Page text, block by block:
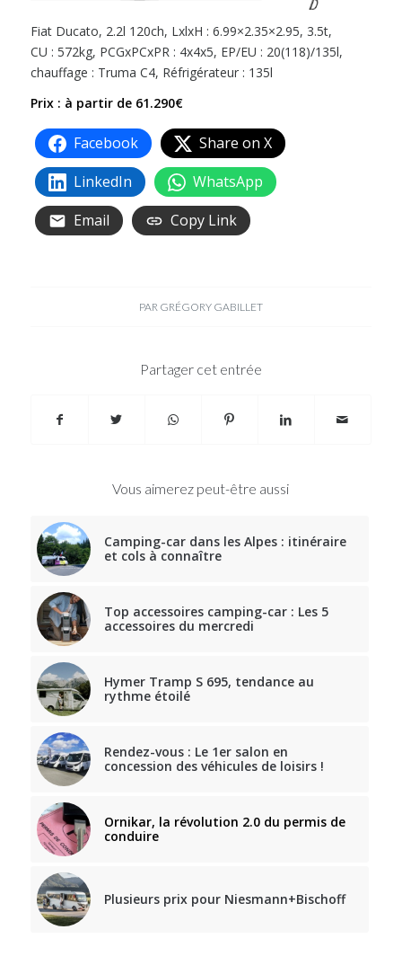
Fiat Ducato, 2.2l 120ch, LxlxH : 6.99×2.35×2.95, 3.5t,
CU : 572kg, PCGxPCxPR : 4x4x5, EP/EU : 20(118)/135l,
chauffage : Truma C4, Réfrigérateur : 135l
Prix : à partir de 61.290€
Facebook
Share on X
LinkedIn
WhatsApp
Email
Copy Link
PAR GRÉGORY GABILLET
Partager cet entrée
Vous aimerez peut-être aussi
Camping-car dans les Alpes : itinéraire
et cols à connaître
Top accessoires camping-car : Les 5
accessoires du mercredi
Hymer Tramp S 695, tendance au
rythme étoilé
Rendez-vous : Le 1er salon en
concession des véhicules de loisirs !
Ornikar, la révolution 2.0 du permis de
conduire
Plusieurs prix pour Niesmann+Bischoff